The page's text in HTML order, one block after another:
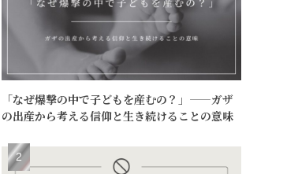
「なぜ爆撃の中で子どもを産むの？」——ガザ
の出産から考える信仰と生き続けることの意味